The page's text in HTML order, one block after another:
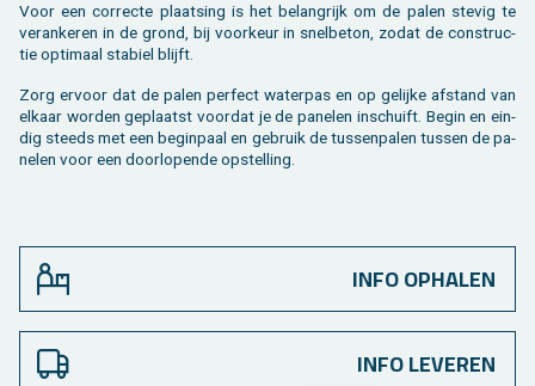
Voor een cor­rec­te plaat­sing is het be­lang­rijk om de palen ste­vig te
ver­an­ke­ren in de grond, bij voor­keur in snel­be­ton, zodat de con­struc­
tie op­ti­maal sta­biel blijft.
Zorg er­voor dat de palen per­fect wa­ter­pas en op ge­lij­ke af­stand van
el­kaar wor­den ge­plaatst voor­dat je de pa­ne­len in­schuift. Begin en ein­
dig steeds met een be­gin­paal en ge­bruik de tus­sen­pa­len tus­sen de pa­
ne­len voor een door­lo­pen­de op­stel­ling.
INFO OPHALEN
INFO LEVEREN